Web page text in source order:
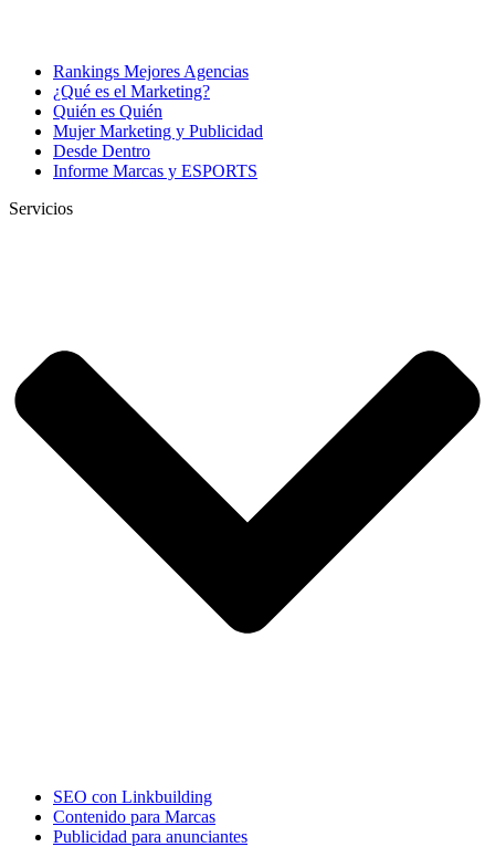
Rankings Mejores Agencias
¿Qué es el Marketing?
Quién es Quién
Mujer Marketing y Publicidad
Desde Dentro
Informe Marcas y ESPORTS
Servicios
SEO con Linkbuilding
Contenido para Marcas
Publicidad para anunciantes